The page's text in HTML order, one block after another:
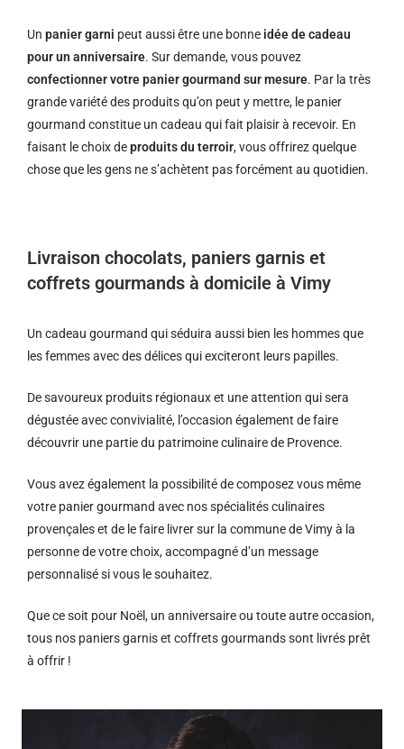
Un panier garni peut aussi être une bonne idée de cadeau
pour un anniversaire. Sur demande, vous pouvez
confectionner votre panier gourmand sur mesure. Par la très
grande variété des produits qu’on peut y mettre, le panier
gourmand constitue un cadeau qui fait plaisir à recevoir. En
faisant le choix deproduits du terroir, vous offrirez quelque
chose que les gens ne s’achètent pas forcément au quotidien.
Livraison chocolats, paniers garnis et
coffrets gourmands à domicile à Vimy
Un cadeau gourmand qui séduira aussi bien les hommes que
les femmes avec des délices qui exciteront leurs papilles.
De savoureux produits régionaux et une attention qui sera
dégustée avec convivialité, l’occasion également de faire
découvrir une partie du patrimoine culinaire de Provence.
Vous avez également la possibilité de composez vous même
votre panier gourmand avec nos spécialités culinaires
provençales et de le faire livrer sur la commune de Vimy à la
personne de votre choix, accompagné d’un message
personnalisé si vous le souhaitez.
Que ce soit pour Noël, un anniversaire ou toute autre occasion,
tous nos paniers garnis et coffrets gourmands sont livrés prêt
à offrir !